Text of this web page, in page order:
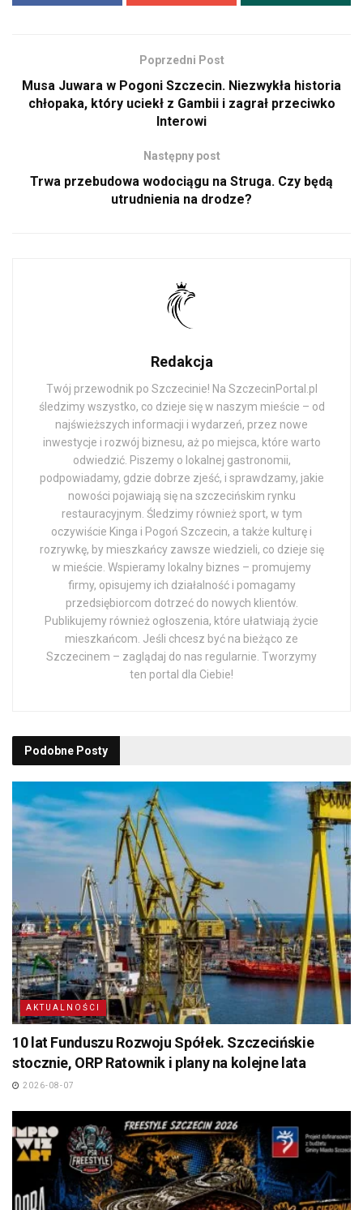
Poprzedni Post
Musa Juwara w Pogoni Szczecin. Niezwykła historia
chłopaka, który uciekł z Gambii i zagrał przeciwko
Interowi
Następny post
Trwa przebudowa wodociągu na Struga. Czy będą
utrudnienia na drodze?
Redakcja
Twój przewodnik po Szczecinie! Na SzczecinPortal.pl
śledzimy wszystko, co dzieje się w naszym mieście – od
najświeższych informacji i wydarzeń, przez nowe
inwestycje i rozwój biznesu, aż po miejsca, które warto
odwiedzić. Piszemy o lokalnej gastronomii,
podpowiadamy, gdzie dobrze zjeść, i sprawdzamy, jakie
nowości pojawiają się na szczecińskim rynku
restauracyjnym. Śledzimy również sport, w tym
oczywiście Kinga i Pogoń Szczecin, a także kulturę i
rozrywkę, by mieszkańcy zawsze wiedzieli, co dzieje się
w mieście. Wspieramy lokalny biznes – promujemy
firmy, opisujemy ich działalność i pomagamy
przedsiębiorcom dotrzeć do nowych klientów.
Publikujemy również ogłoszenia, które ułatwiają życie
mieszkańcom. Jeśli chcesz być na bieżąco ze
Szczecinem – zaglądaj do nas regularnie. Tworzymy
ten portal dla Ciebie!
Podobne Posty
AKTUALNOŚCI
10 lat Funduszu Rozwoju Spółek. Szczecińskie
stocznie, ORP Ratownik i plany na kolejne lata
2026-08-07